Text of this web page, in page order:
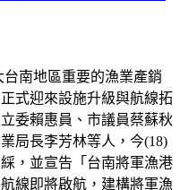
台南地區重要的漁業產銷
式迎來設施升級與航線拓
委賴惠員、市議員蔡蘇秋
局長李芳林等人，今(18)
，並宣告「台南將軍漁港
線即將啟航，建構將軍漁